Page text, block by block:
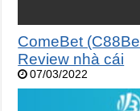
ComeBet
Review nhà cái
07/03/2022